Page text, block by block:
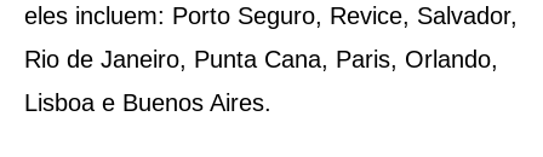
eles incluem: Porto Seguro, Revice, Salvador,
Rio de Janeiro, Punta Cana, Paris, Orlando,
Lisboa e Buenos Aires.